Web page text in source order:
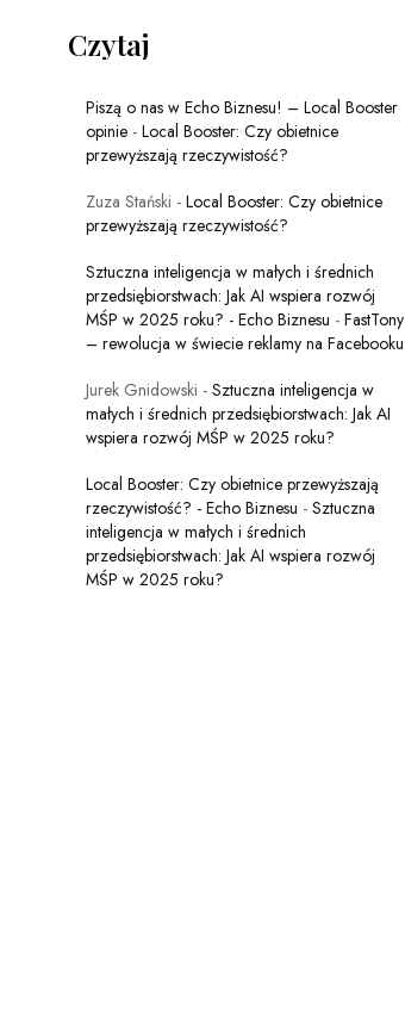
Czytaj
Piszą o nas w Echo Biznesu! – Local Booster
opinie - Local Booster: Czy obietnice
przewyższają rzeczywistość?
Zuza Stański - Local Booster: Czy obietnice
przewyższają rzeczywistość?
Sztuczna inteligencja w małych i średnich
przedsiębiorstwach: Jak AI wspiera rozwój
MŚP w 2025 roku? - Echo Biznesu - FastTony
– rewolucja w świecie reklamy na Facebooku
Jurek Gnidowski - Sztuczna inteligencja w
małych i średnich przedsiębiorstwach: Jak AI
wspiera rozwój MŚP w 2025 roku?
Local Booster: Czy obietnice przewyższają
rzeczywistość? - Echo Biznesu - Sztuczna
inteligencja w małych i średnich
przedsiębiorstwach: Jak AI wspiera rozwój
MŚP w 2025 roku?